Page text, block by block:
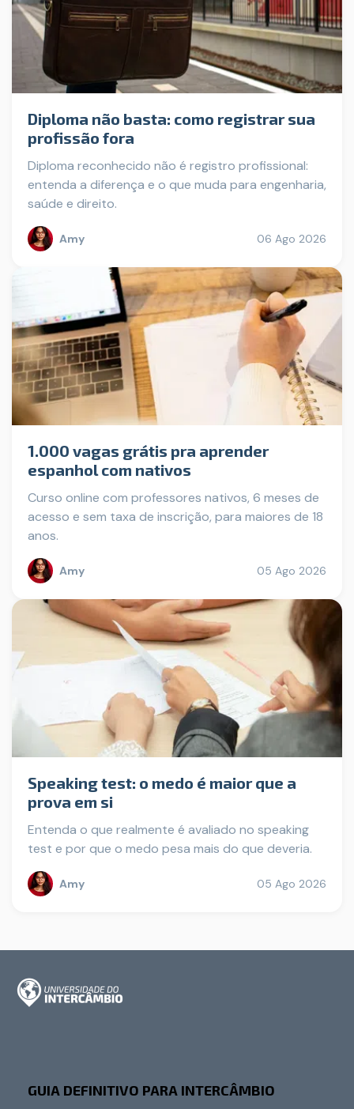
Diploma não basta: como registrar sua
profissão fora
Diploma reconhecido não é registro profissional:
entenda a diferença e o que muda para engenharia,
saúde e direito.
Amy 06 Ago 2026
1.000 vagas grátis pra aprender
espanhol com nativos
Curso online com professores nativos, 6 meses de
acesso e sem taxa de inscrição, para maiores de 18
anos.
Amy 05 Ago 2026
Speaking test: o medo é maior que a
prova em si
Entenda o que realmente é avaliado no speaking
test e por que o medo pesa mais do que deveria.
Amy 05 Ago 2026
GUIA DEFINITIVO PARA INTERCÂMBIO